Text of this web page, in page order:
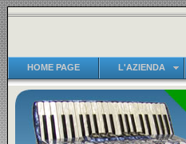
HOME PAGE L'AZIENDA